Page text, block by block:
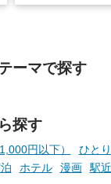
す。
ら、日本各地にあ
泉を12施設セレク
日帰り入浴可能で
しと泉質の良さ
つ、万人におす
ーマで探す
探す
円以下） ひと
ホテル 漫画 駅